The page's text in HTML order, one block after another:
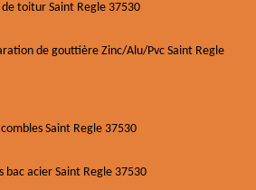
toitur Saint Regle 37530
de gouttière Zinc/Alu/Pvc Saint Regle
Saint Regle 37530
acier Saint Regle 37530